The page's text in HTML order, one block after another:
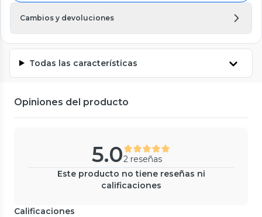
Cambios y devoluciones
Todas las características
Opiniones del producto
5.02 reseñas
Este producto no tiene reseñas ni
calificaciones
Calificaciones